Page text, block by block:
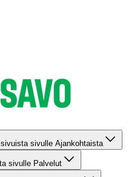
sivulle Ajankohtaista
sivulle Palvelut